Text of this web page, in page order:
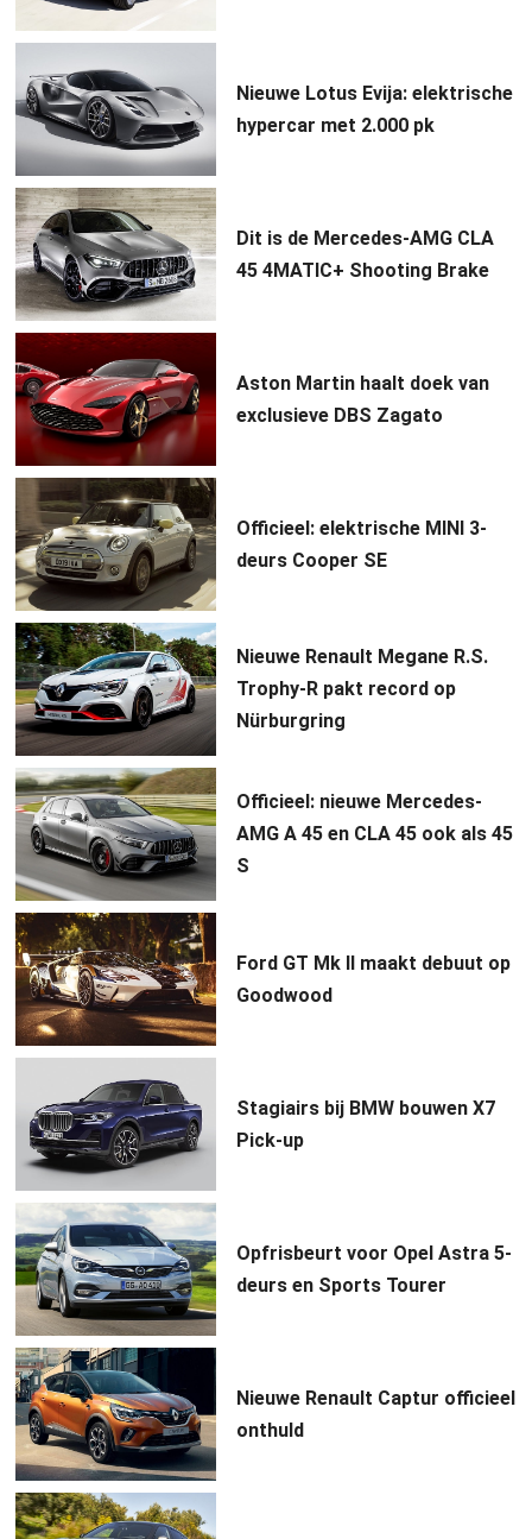
Nieuwe Lotus Evija: elektrische
hypercar met 2.000 pk
Dit is de Mercedes-AMG CLA
45 4MATIC+ Shooting Brake
Aston Martin haalt doek van
exclusieve DBS Zagato
Officieel: elektrische MINI 3-
deurs Cooper SE
Nieuwe Renault Megane R.S.
Trophy-R pakt record op
Nürburgring
Officieel: nieuwe Mercedes-
AMG A 45 en CLA 45 ook als 45
S
Ford GT Mk II maakt debuut op
Goodwood
Stagiairs bij BMW bouwen X7
Pick-up
Opfrisbeurt voor Opel Astra 5-
deurs en Sports Tourer
Nieuwe Renault Captur officieel
onthuld